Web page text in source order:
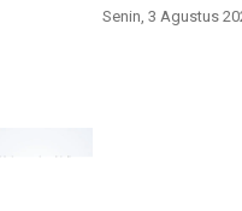
Senin, 3 Agustus